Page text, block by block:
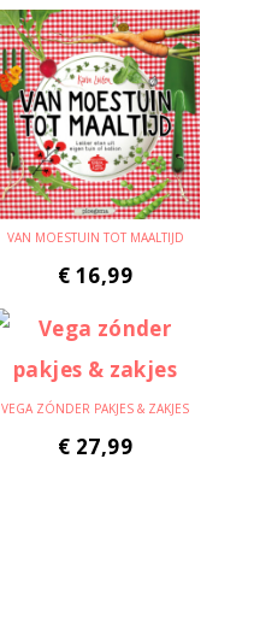
VAN MOESTUIN TOT MAALTIJD
€ 16,99
VEGA ZÓNDER PAKJES & ZAKJES
€ 27,99